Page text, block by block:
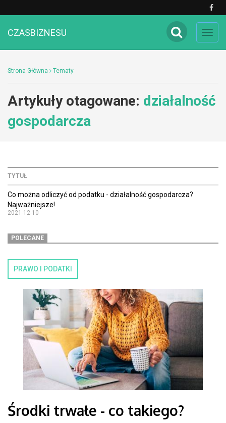
CZASBIZNESU
Strona Główna Tematy
Artykuły otagowane: działalność
gospodarcza
TYTUŁ
Co można odliczyć od podatku - działalność gospodarcza?
Najważniejsze!
2021-12-10
POLECANE
PRAWO I PODATKI
Środki trwałe - co takiego?